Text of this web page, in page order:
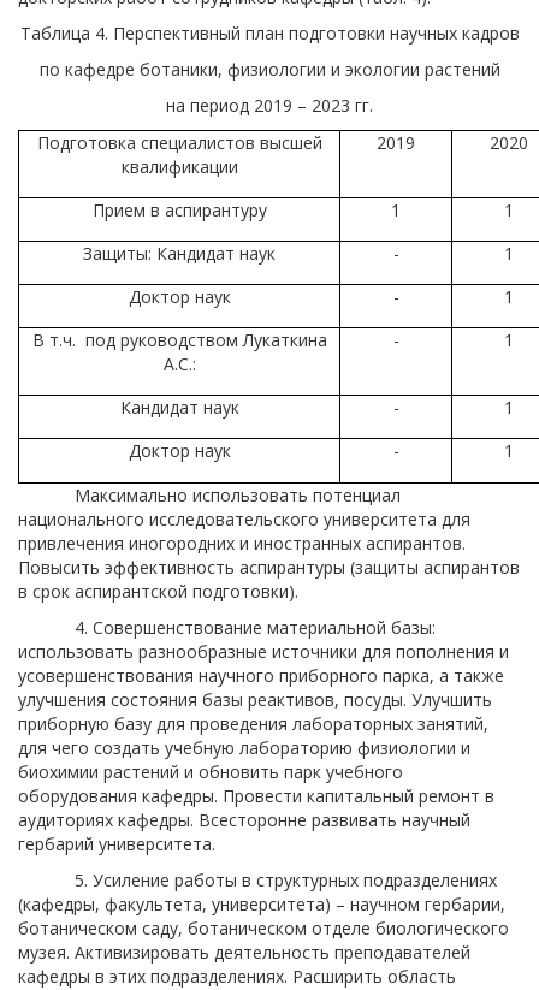
Таблица 4. Перспективный план подготовки научных кадров
по кафедре ботаники, физиологии и экологии растений
на период 2019 – 2023 гг.
Подготовка специалистов высшей
квалификации
2019 2020
Прием в аспирантуру 1
1
Защиты: Кандидат наук
-
1
Доктор наук
-
1
В т.ч. под руководством Лукаткина
А.С.:
- 1
Кандидат наук -
1
Доктор наук
-
1
Максимально использовать потенциал
национального исследовательского университета для
привлечения иногородних и иностранных аспирантов.
Повысить эффективность аспирантуры (защиты аспирантов
в срок аспирантской подготовки).
4. Совершенствование материальной базы:
использовать разнообразные источники для пополнения и
усовершенствования научного приборного парка, а также
улучшения состояния базы реактивов, посуды. Улучшить
приборную базу для проведения лабораторных занятий,
для чего создать учебную лабораторию физиологии и
биохимии растений и обновить парк учебного
оборудования кафедры. Провести капитальный ремонт в
аудиториях кафедры. Всесторонне развивать научный
гербарий университета.
5. Усиление работы в структурных подразделениях
(кафедры, факультета, университета) – научном гербарии,
ботаническом саду, ботаническом отделе биологического
музея. Активизировать деятельность преподавателей
кафедры в этих подразделениях. Расширить область